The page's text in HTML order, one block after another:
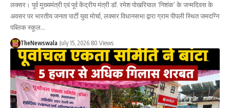
लक्सर। पूर्व मुख्यमंत्री एवं पूर्व केंद्रीय मंत्री डॉ. रमेश पोखरियाल ‘निशंक’ के जन्मदिवस के
अवसर पर भारतीय जनता पार्टी युवा मोर्चा, लक्सर विधानसभा द्वारा ग्राम पीपली स्थित जमदग्नि
पब्लिक स्कूल…
TheNewswala July 15, 2026 80 Views